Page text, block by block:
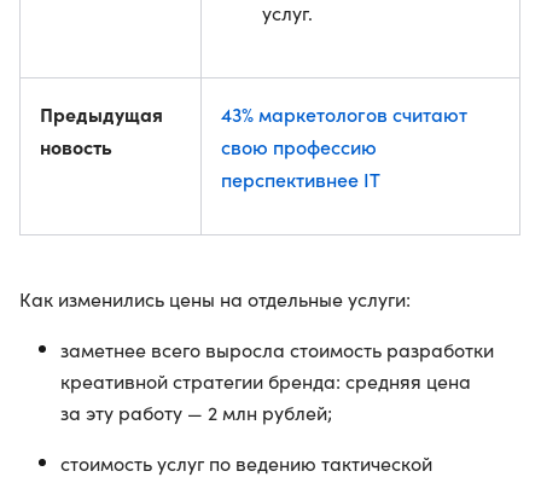
услуг.
Предыдущая
новость
43% маркетологов считают
свою профессию
перспективнее IT
Как изменились цены на отдельные услуги:
заметнее всего выросла стоимость разработки
креативной стратегии бренда: средняя цена
за эту работу — 2 млн рублей;
стоимость услуг по ведению тактической